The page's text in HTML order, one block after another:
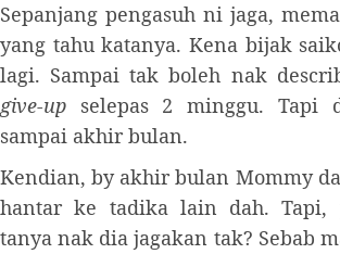
Sepanjang pengasuh ni jaga,
yang tahu katanya. Kena bijak
lagi. Sampai tak boleh nak
give-up selepas 2 minggu. Tapi
sampai akhir bulan.
Kendian, by akhir bulan Mommy
hantar ke tadika lain dah. Tapi,
tanya nak dia jagakan tak? Sebab